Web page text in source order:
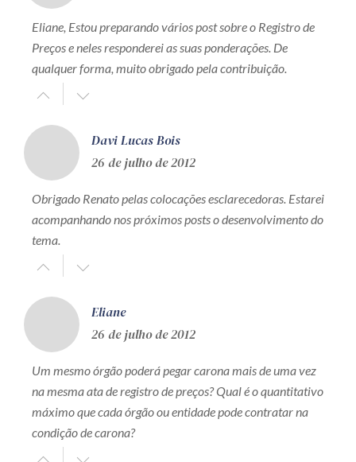
Eliane, Estou preparando vários post sobre o Registro de
Preços e neles responderei as suas ponderações. De
qualquer forma, muito obrigado pela contribuição.
Davi Lucas Bois
26 de julho de 2012
Obrigado Renato pelas colocações esclarecedoras. Estarei
acompanhando nos próximos posts o desenvolvimento do
tema.
Eliane
26 de julho de 2012
Um mesmo órgão poderá pegar carona mais de uma vez
na mesma ata de registro de preços? Qual é o quantitativo
máximo que cada órgão ou entidade pode contratar na
condição de carona?